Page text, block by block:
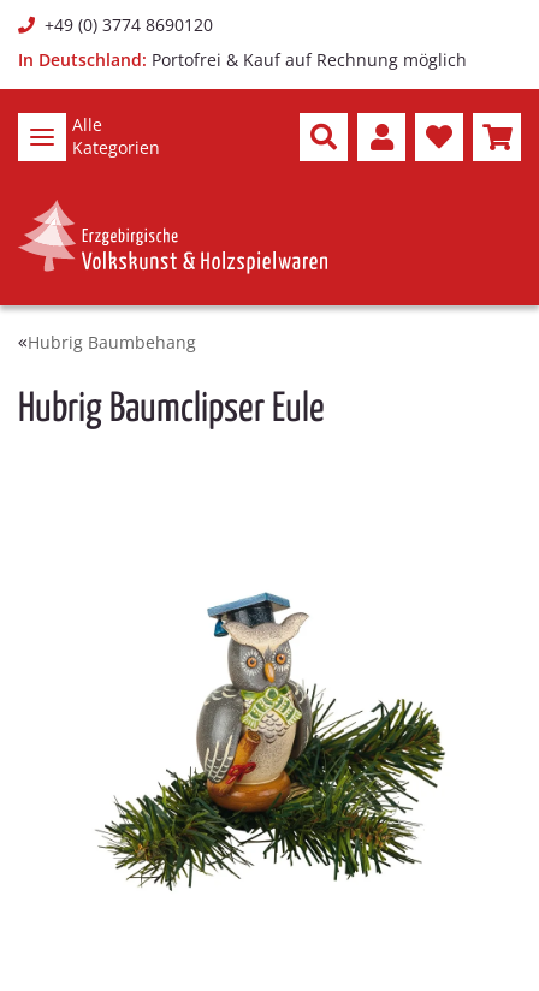
+49 (0) 3774 8690120
In Deutschland: Portofrei & Kauf auf Rechnung möglich
Alle
Kategorien
Hubrig Baumbehang
Hubrig Baumclipser Eule